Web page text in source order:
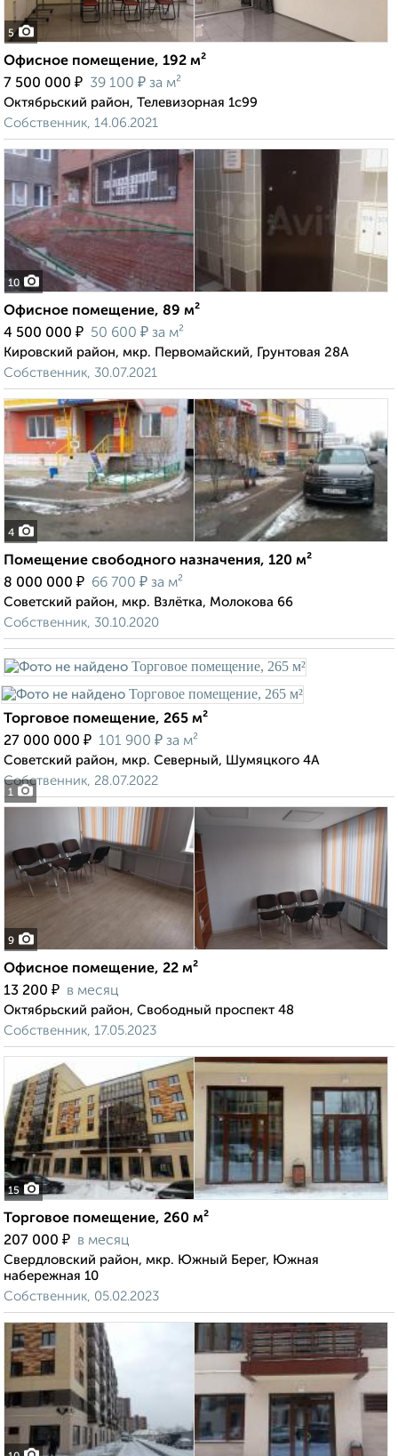
5
Офисное помещение, 192 м²
7 500 000 ₽ 39 100 ₽ за м²
Октябрьский район, Телевизорная 1с99
Собственник, 14.06.2021
10
Офисное помещение, 89 м²
4 500 000 ₽ 50 600 ₽ за м²
Кировский район, мкр. Первомайский, Грунтовая 28А
Собственник, 30.07.2021
4
Помещение свободного назначения, 120 м²
8 000 000 ₽ 66 700 ₽ за м²
Советский район, мкр. Взлётка, Молокова 66
Собственник, 30.10.2020
1
Торговое помещение, 265 м²
27 000 000 ₽ 101 900 ₽ за м²
Советский район, мкр. Северный, Шумяцкого 4А
Собственник, 28.07.2022
9
Офисное помещение, 22 м²
13 200 ₽ в месяц
Октябрьский район, Свободный проспект 48
Собственник, 17.05.2023
15
Торговое помещение, 260 м²
207 000 ₽ в месяц
Свердловский район, мкр. Южный Берег, Южная
набережная 10
Собственник, 05.02.2023